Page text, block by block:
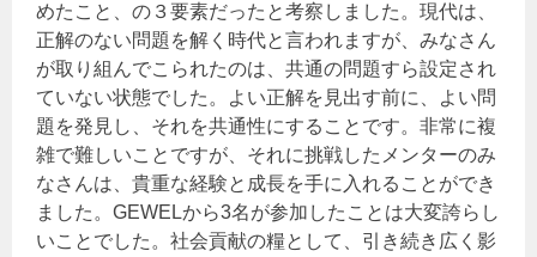
めたこと、の３要素だったと考察しました。現代は、
正解のない問題を解く時代と言われますが、みなさん
が取り組んでこられたのは、共通の問題すら設定され
ていない状態でした。よい正解を見出す前に、よい問
題を発見し、それを共通性にすることです。非常に複
雑で難しいことですが、それに挑戦したメンターのみ
なさんは、貴重な経験と成長を手に入れることができ
ました。GEWELから3名が参加したことは大変誇らし
いことでした。社会貢献の糧として、引き続き広く影